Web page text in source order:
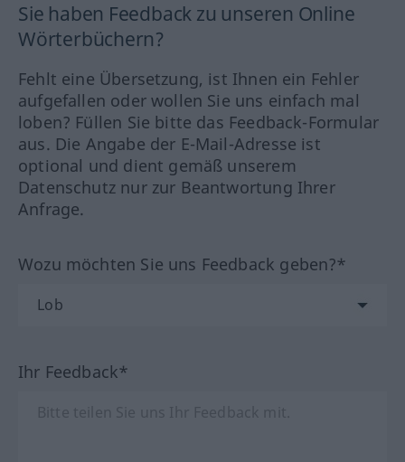
Sie haben Feedback zu unseren Online
Wörterbüchern?
Fehlt eine Übersetzung, ist Ihnen ein Fehler
aufgefallen oder wollen Sie uns einfach mal
loben? Füllen Sie bitte das Feedback-Formular
aus. Die Angabe der E-Mail-Adresse ist
optional und dient gemäß unserem
Datenschutz nur zur Beantwortung Ihrer
Anfrage.
Wozu möchten Sie uns Feedback geben?*
Ihr Feedback*